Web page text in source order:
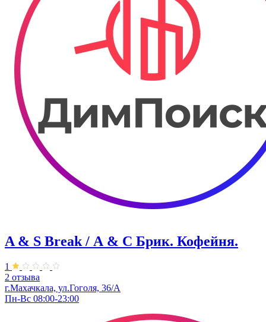
A & S Break / А & С Брик. Кофейня.
1
2 отзыва
г.Махачкала, ул.Гоголя, 36/А
Пн-Вс 08:00-23:00